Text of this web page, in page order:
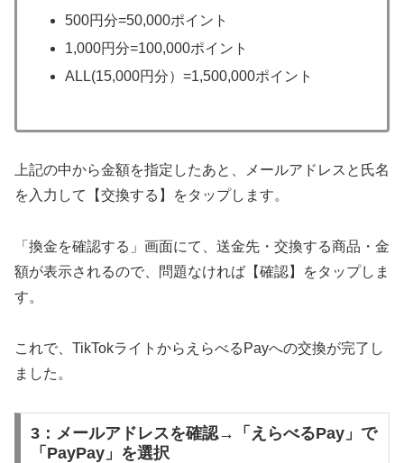
500円分=50,000ポイント
1,000円分=100,000ポイント
ALL(15,000円分）=1,500,000ポイント
上記の中から金額を指定したあと、メールアドレスと氏名
を入力して【交換する】をタップします。
「換金を確認する」画面にて、送金先・交換する商品・金
額が表示されるので、問題なければ【確認】をタップしま
す。
これで、TikTokライトからえらべるPayへの交換が完了し
ました。
3：メールアドレスを確認→「えらべるPay」で
「PayPay」を選択